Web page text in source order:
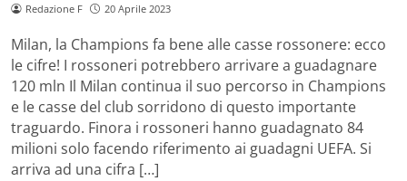
Redazione F 20 Aprile 2023
Milan, la Champions fa bene alle casse rossonere: ecco
le cifre! I rossoneri potrebbero arrivare a guadagnare
120 mln Il Milan continua il suo percorso in Champions
e le casse del club sorridono di questo importante
traguardo. Finora i rossoneri hanno guadagnato 84
milioni solo facendo riferimento ai guadagni UEFA. Si
arriva ad una cifra […]